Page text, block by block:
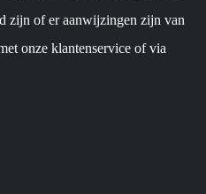
zijn of er aanwijzingen zijn van
onze klantenservice of via